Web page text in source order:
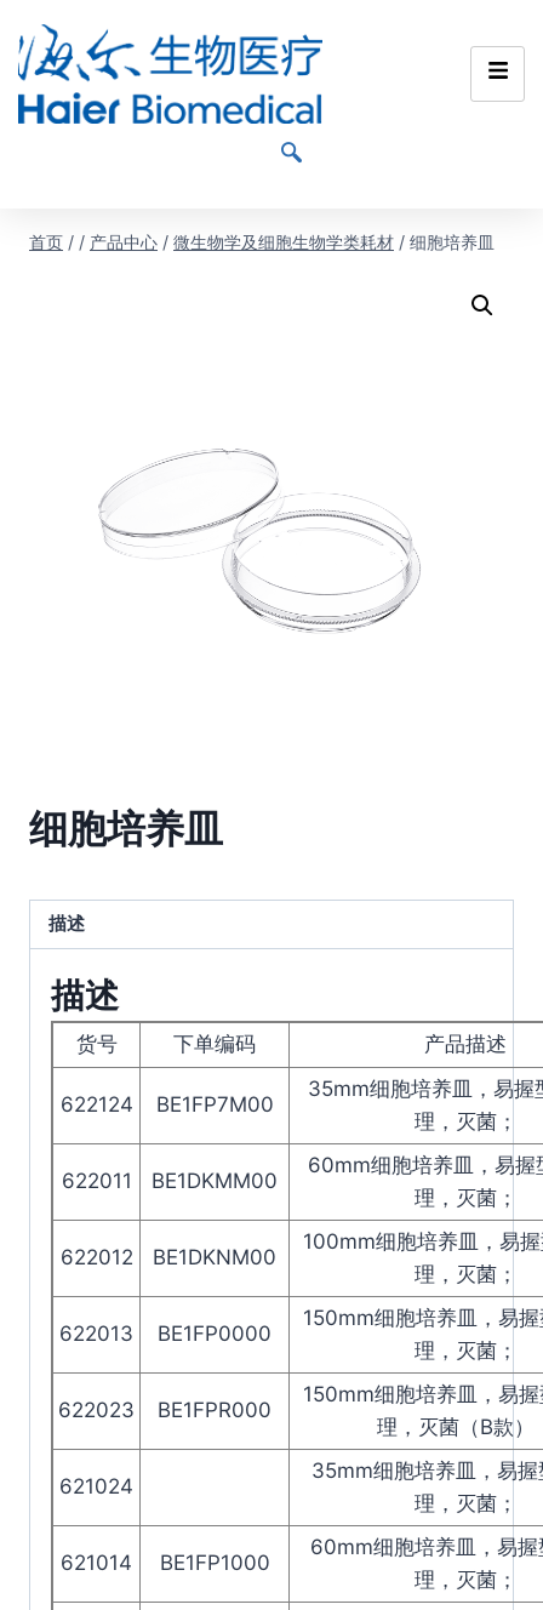
首页 / / 产品中心 / 微生物学及细胞生物学类耗材 / 细胞培养皿
细胞培养皿
描述
描述
货号 下单编码 产品描述
622124 BE1FP7M00
35mm细胞培养皿，易握
理，灭菌；
622011 BE1DKMM00
60mm细胞培养皿，易握
理，灭菌；
622012 BE1DKNM00
100mm细胞培养皿，易
理，灭菌；
622013 BE1FP0000
150mm细胞培养皿，易
理，灭菌；
622023 BE1FPR000
150mm细胞培养皿，易
理，灭菌（B款）
621024
35mm细胞培养皿，易握
理，灭菌；
621014 BE1FP1000
60mm细胞培养皿，易握
理，灭菌；